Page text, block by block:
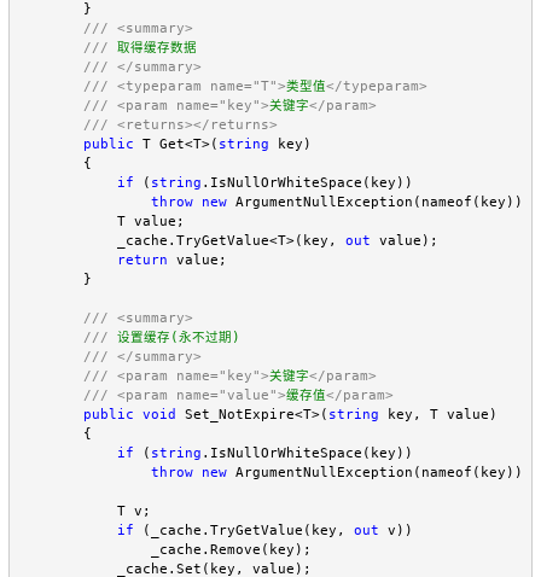
        }
///
<summary>
/// 取得缓存数据
///
</summary>
///
<typeparam name="T">类型值</typeparam>
///
<param name="key">关键字</param>
///
<returns></returns>
public T Get<T>( string key)
        {
if ( string .IsNullOrWhiteSpace(key))
throw
new ArgumentNullException(nameof(key));
            T value;
            _cache.TryGetValue<T>(key,
out value);
return value;
        }
///
<summary>
/// 设置缓存(永不过期)
///
</summary>
///
<param name="key">关键字</param>
///
<param name="value">缓存值</param>
public
void Set_NotExpire<T>( string key, T value)
        {
if ( string .IsNullOrWhiteSpace(key))
throw
new ArgumentNullException(nameof(key));
            T v;
if (_cache.TryGetValue(key, out v))
                _cache.Remove(key);
            _cache.Set(key, value);